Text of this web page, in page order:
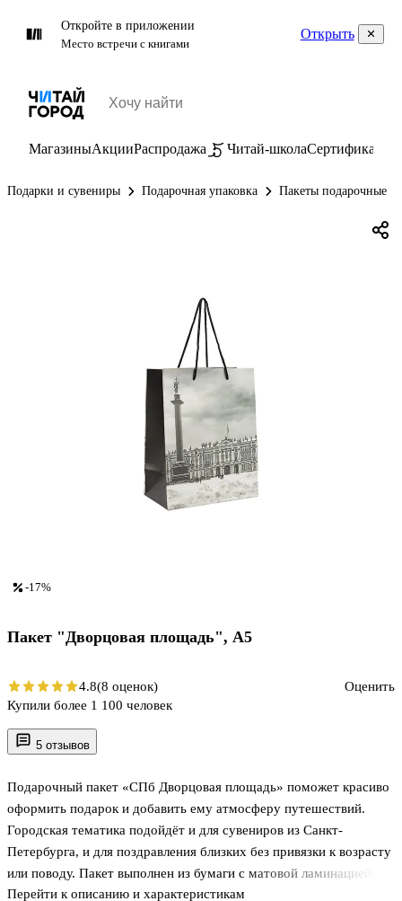
Откройте в приложении
Место встречи с книгами
Открыть
МагазиныАкцииРаспродажа Читай-школаСертификаты
Подарки и сувениры Подарочная упаковка Пакеты подарочные
5 отзывов
Подарочный пакет «СПб Дворцовая площадь» поможет красиво
оформить подарок и добавить ему атмосферу путешествий.
Городская тематика подойдёт и для сувениров из Санкт-
Петербурга, и для поздравления близких без привязки к возрасту
или поводу. Пакет выполнен из бумаги с матовой ламинацией:
поверхность меньше пачкается, защищает упаковку от
Перейти к описанию и характеристикам
-17%
Пакет "Дворцовая площадь", А5
4.8(8 оценок)
Оценить
Купили более 1 100 человек